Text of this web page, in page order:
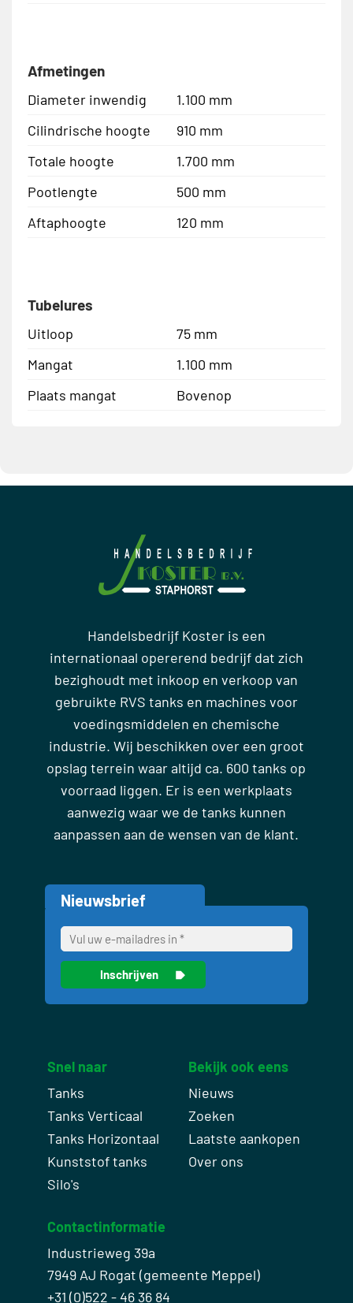
Afmetingen
Diameter inwendig
1.100 mm
Cilindrische hoogte
910 mm
Totale hoogte
1.700 mm
Pootlengte
500 mm
Aftaphoogte
120 mm
Tubelures
Uitloop
75 mm
Mangat
1.100 mm
Plaats mangat
Bovenop
Handelsbedrijf Koster is een
internationaal opererend bedrijf dat zich
bezighoudt met inkoop en verkoop van
gebruikte RVS tanks en machines voor
voedingsmiddelen en chemische
industrie. Wij beschikken over een groot
opslag terrein waar altijd ca. 600 tanks op
voorraad liggen. Er is een werkplaats
aanwezig waar we de tanks kunnen
aanpassen aan de wensen van de klant.
Nieuwsbrief
Snel naar
Tanks
Tanks Verticaal
Tanks Horizontaal
Kunststof tanks
Silo's
Bekijk ook eens
Nieuws
Zoeken
Laatste aankopen
Over ons
Contactinformatie
Industrieweg 39a
7949 AJ Rogat (gemeente Meppel)
+31 (0)522 - 46 36 84